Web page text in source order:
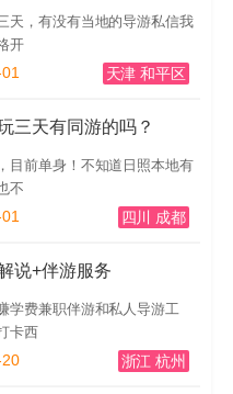
天，有没有当地的导游私信我
开
天津 和平区
三天有同游的吗？
目前单身！不知道日照本地有
不
四川 成都
说+伴游服务
学费兼职伴游和私人导游工
卡西
浙江 杭州